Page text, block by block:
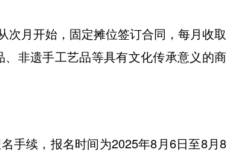
次月开始，固定摊位签订合同，每月收取
非遗手工艺品等具有文化传承意义的商
手续，报名时间为2025年8月6日至8月8